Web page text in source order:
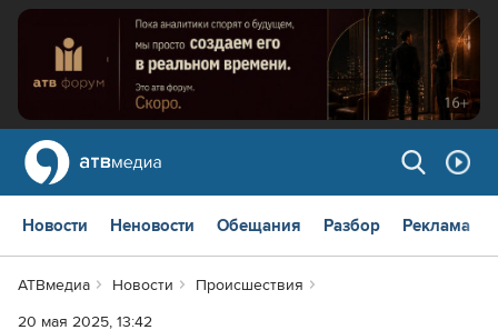
Новости Неновости Обещания Разбор Реклама
АТВмедиа Новости
Происшествия
20 мая 2025, 13:42